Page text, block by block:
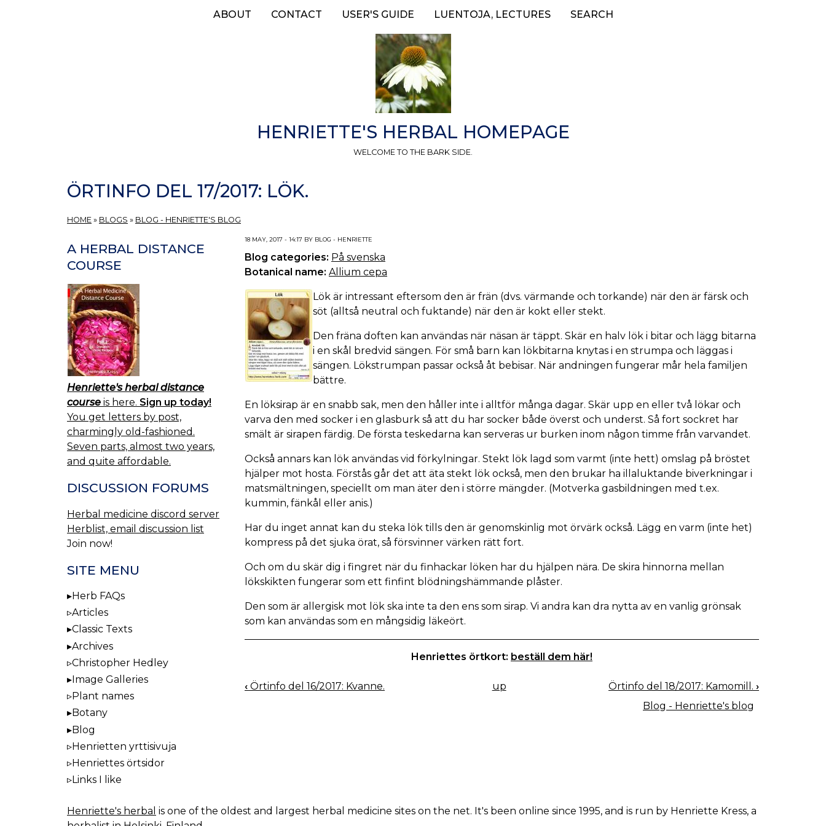
ABOUT CONTACT USER'S GUIDE LUENTOJA, LECTURES SEARCH
HENRIETTE'S HERBAL HOMEPAGE
WELCOME TO THE BARK SIDE.
ÖRTINFO DEL 17/2017: LÖK.
HOME » BLOGS » BLOG - HENRIETTE'S BLOG
18 MAY, 2017 - 14:17 BY BLOG - HENRIETTE
Blog categories: På svenska
Botanical name: Allium cepa
Lök är intressant eftersom den är frän (dvs. värmande och torkande) när den är färsk och
söt (alltså neutral och fuktande) när den är kokt eller stekt.
Den fräna doften kan användas när näsan är täppt. Skär en halv lök i bitar och lägg bitarna
i en skål bredvid sängen. För små barn kan lökbitarna knytas i en strumpa och läggas i
sängen. Lökstrumpan passar också åt bebisar. När andningen fungerar mår hela familjen
bättre.
En löksirap är en snabb sak, men den håller inte i alltför många dagar. Skär upp en eller två lökar och
varva den med socker i en glasburk så att du har socker både överst och underst. Så fort sockret har
smält är sirapen färdig. De första teskedarna kan serveras ur burken inom någon timme från varvandet.
Också annars kan lök användas vid förkylningar. Stekt lök lagd som varmt (inte hett) omslag på bröstet
hjälper mot hosta. Förstås går det att äta stekt lök också, men den brukar ha illaluktande biverkningar i
matsmältningen, speciellt om man äter den i större mängder. (Motverka gasbildningen med t.ex.
kummin, fänkål eller anis.)
Har du inget annat kan du steka lök tills den är genomskinlig mot örvärk också. Lägg en varm (inte het)
kompress på det sjuka örat, så försvinner värken rätt fort.
Och om du skär dig i fingret när du finhackar löken har du hjälpen nära. De skira hinnorna mellan
lökskikten fungerar som ett finfint blödningshämmande plåster.
Den som är allergisk mot lök ska inte ta den ens som sirap. Vi andra kan dra nytta av en vanlig grönsak
som kan användas som en mångsidig läkeört.
Henriettes örtkort: beställ dem här!
BOOK
‹ Örtinfo del 16/2017: Kvanne. up Örtinfo del 18/2017: Kamomill. ›
Blog - Henriette's blog
A HERBAL DISTANCE
COURSE
Henriette's herbal distance
course is here. Sign up today!
You get letters by post,
charmingly old-fashioned.
Seven parts, almost two years,
and quite affordable.
DISCUSSION FORUMS
Herbal medicine discord server
Herblist, email discussion list
Join now!
SITE MENU
Herb FAQs
Articles
Classic Texts
Archives
Christopher Hedley
Image Galleries
Plant names
Botany
Blog
Henrietten yrttisivuja
Henriettes örtsidor
Links I like
Henriette's herbal is one of the oldest and largest herbal medicine sites on the net. It's been online since 1995, and is run by Henriette Kress, a